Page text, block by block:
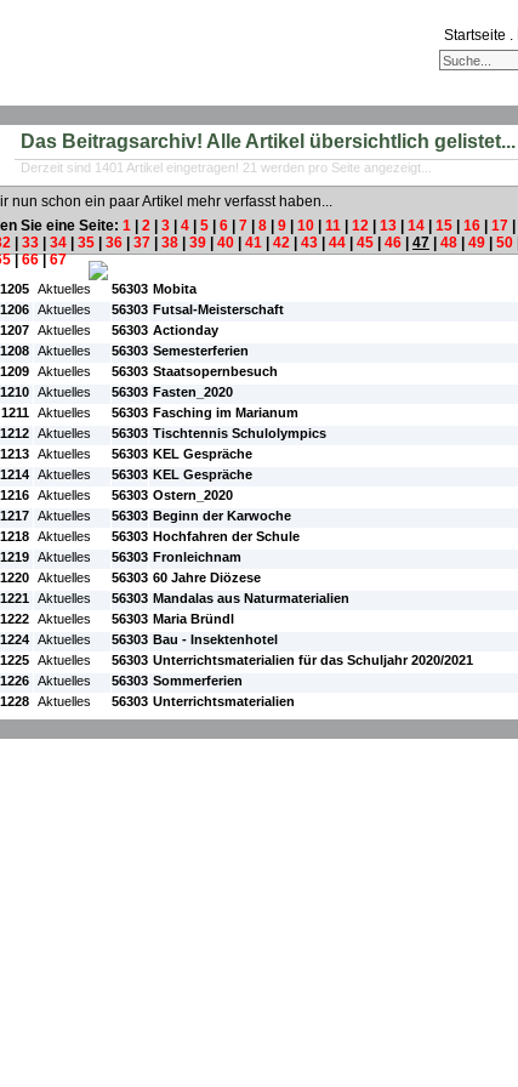
Startseite .
Das Beitragsarchiv! Alle Artikel übersichtlich gelistet...
Derzeit sind 1401 Artikel eingetragen! 21 werden pro Seite angezeigt...
nun schon ein paar Artikel mehr verfasst haben...
Sie eine Seite: 1 2 3 4 5 6 7 8 9 10 11 12 13 14 15 16 17
33 34 35 36 37 38 39 40 41 42 43 44 45 46 47 48 49 50
|66|67
#ID: #Rubrik:
1205 Aktuelles 56303 Mobita
1206 Aktuelles 56303 Futsal-Meisterschaft
1207 Aktuelles 56303 Actionday
1208 Aktuelles 56303 Semesterferien
1209 Aktuelles 56303 Staatsopernbesuch
1210 Aktuelles 56303 Fasten_2020
1211 Aktuelles 56303 Fasching im Marianum
1212 Aktuelles 56303 Tischtennis Schulolympics
1213 Aktuelles 56303 KEL Gespräche
1214 Aktuelles 56303 KEL Gespräche
1216 Aktuelles 56303 Ostern_2020
1217 Aktuelles 56303 Beginn der Karwoche
1218 Aktuelles 56303 Hochfahren der Schule
1219 Aktuelles 56303 Fronleichnam
1220 Aktuelles 56303 60 Jahre Diözese
1221 Aktuelles 56303 Mandalas aus Naturmaterialien
1222 Aktuelles 56303 Maria Bründl
1224 Aktuelles 56303 Bau - Insektenhotel
1225 Aktuelles 56303 Unterrichtsmaterialien für das Schuljahr 2020/2021
1226 Aktuelles 56303 Sommerferien
1228 Aktuelles 56303 Unterrichtsmaterialien